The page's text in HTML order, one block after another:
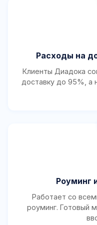
Расходы на
Клиенты Диадока
доставку до 95%, а
Роуминг
Работает со
роуминг. Готовый